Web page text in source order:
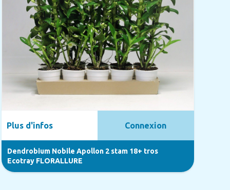
Dendrobium Nobile Apollon 2 stam 18+ tros
Ecotray FLORALLURE
Plus d'infos Connexion